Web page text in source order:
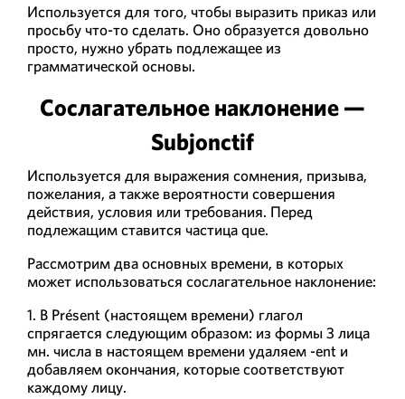
Используется для того, чтобы выразить приказ или
просьбу что-то сделать. Оно образуется довольно
просто, нужно убрать подлежащее из
грамматической основы.
Сослагательное наклонение —
Subjonctif
Используется для выражения сомнения, призыва,
пожелания, а также вероятности совершения
действия, условия или требования. Перед
подлежащим ставится частица que.
Рассмотрим два основных времени, в которых
может использоваться сослагательное наклонение:
1. В Présent (настоящем времени) глагол
спрягается следующим образом: из формы 3 лица
мн. числа в настоящем времени удаляем -ent и
добавляем окончания, которые соответствуют
каждому лицу.